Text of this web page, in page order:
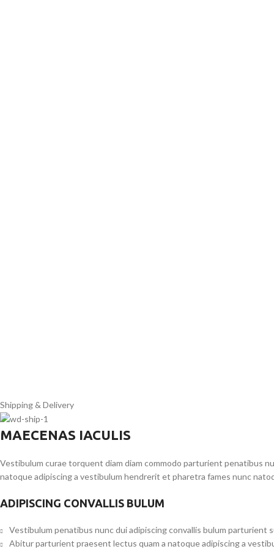
Shipping & Delivery
MAECENAS IACULIS
Vestibulum curae torquent diam diam commodo parturient penatibus
natoque adipiscing a vestibulum hendrerit et pharetra fames nunc
ADIPISCING CONVALLIS BULUM
Vestibulum penatibus nunc dui adipiscing convallis bulum parturient
Abitur parturient praesent lectus quam a natoque adipiscing a